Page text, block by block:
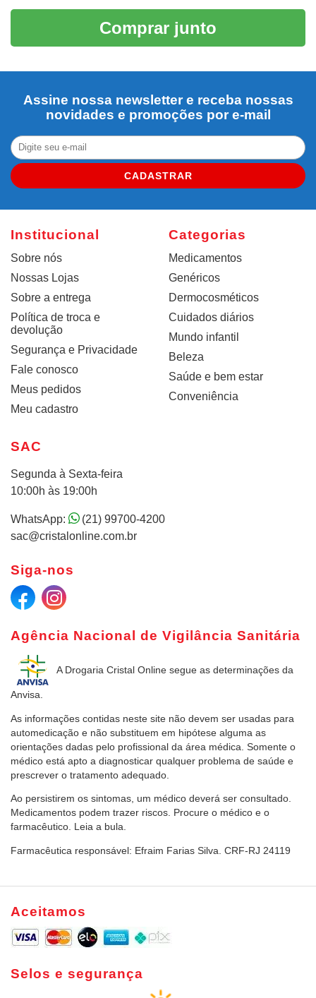
Comprar junto
Assine nossa newsletter e receba nossas
novidades e promoções por e-mail
CADASTRAR
Institucional
Sobre nós
Nossas Lojas
Sobre a entrega
Política de troca e
devolução
Segurança e Privacidade
Fale conosco
Meus pedidos
Meu cadastro
Categorias
Medicamentos
Genéricos
Dermocosméticos
Cuidados diários
Mundo infantil
Beleza
Saúde e bem estar
Conveniência
Agência Nacional de Vigilância Sanitária
A Drogaria Cristal Online segue as determinações da
Anvisa.
As informações contidas neste site não devem ser usadas para
automedicação e não substituem em hipótese alguma as
orientações dadas pelo profissional da área médica. Somente o
médico está apto a diagnosticar qualquer problema de saúde e
prescrever o tratamento adequado.
Ao persistirem os sintomas, um médico deverá ser consultado.
Medicamentos podem trazer riscos. Procure o médico e o
farmacêutico. Leia a bula.
Farmacêutica responsável: Efraim Farias Silva. CRF-RJ 24119
SAC
Segunda à Sexta-feira
10:00h às 19:00h
WhatsApp:
(21) 99700-4200
sac@cristalonline.com.br
Siga-nos
Aceitamos
Selos e segurança